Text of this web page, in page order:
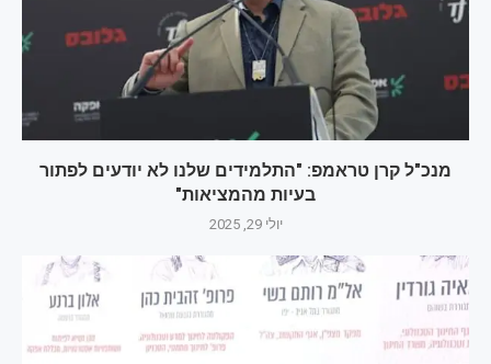
מנכ"ל קרן טראמפ: "התלמידים שלנו לא יודעים לפתור
בעיות מהמציאות"
יולי 29, 2025